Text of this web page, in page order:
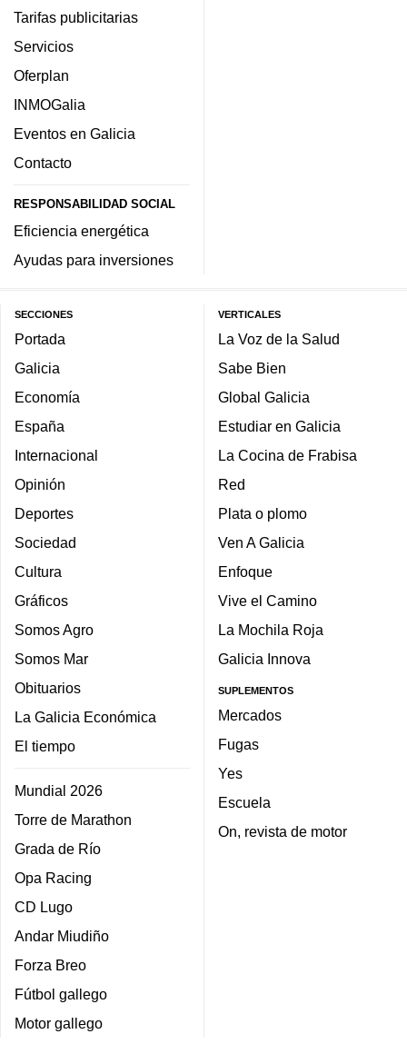
Tarifas publicitarias
Servicios
Oferplan
INMOGalia
Eventos en Galicia
Contacto
RESPONSABILIDAD SOCIAL
Eficiencia energética
Ayudas para inversiones
SECCIONES
Portada
Galicia
Economía
España
Internacional
Opinión
Deportes
Sociedad
Cultura
Gráficos
Somos Agro
Somos Mar
Obituarios
La Galicia Económica
El tiempo
Mundial 2026
Torre de Marathon
Grada de Río
Opa Racing
CD Lugo
Andar Miudiño
Forza Breo
Fútbol gallego
Motor gallego
VERTICALES
La Voz de la Salud
Sabe Bien
Global Galicia
Estudiar en Galicia
La Cocina de Frabisa
Red
Plata o plomo
Ven A Galicia
Enfoque
Vive el Camino
La Mochila Roja
Galicia Innova
SUPLEMENTOS
Mercados
Fugas
Yes
Escuela
On, revista de motor